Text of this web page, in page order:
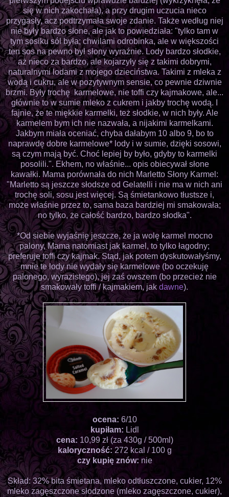
się w nich zakochała), a przy drugim uczucia nieco
przygasły, acz podtrzymała swoje zdanie. Także według niej
nie były bardzo słone, ale jak to powiedziała: "tylko tam w
tym sosiku sól była; chwilami odrobinka, ale w większości
ten sos na pewno był słony wyraźnie. Lody bardzo słodkie,
aż nieco za bardzo, ale kojarzyły się z takimi dobrymi,
naturalnymi lodami z mojego dzieciństwa. Takimi z mleka z
wodą i cukru, ale w pozytywnym sensie, co pewnie dziwnie
brzmi. Były trochę karmelowe, nie toffi czy kajmakowe, ale...
głównie to w sumie mleko z cukrem i jakby trochę wodą. I
fajnie, że te miękkie karmelki, też słodkie, w nich były. Ale
karmelem bym ich nie nazwała, a nijakimi karmelkami.
Jakbym miała oceniać, chyba dałabym 10 albo 9, bo to
naprawdę dobre karmelowe* lody i w sumie, dzięki sosowi,
są czym mają być. Choć lepiej by było, gdyby to karmelki
posolili.". Ekhem, no właśnie... opis obiecywał słone
kawałki. Mama porównała do nich Marletto Słony Karmel:
"Marletto są jeszcze słodsze od Gelatelli i nie ma w nich ani
trochę soli, sosu jest więcej. Są śmietankowo tłustsze i,
może właśnie przez to, sama baza bardziej mi smakowała;
no tylko, że całość bardzo, bardzo słodka".
*Od siebie wyjaśnię jeszcze, że ja wolę karmel mocno
palony, Mama natomiast jak karmel, to tylko łagodny;
preferuje toffi czy kajmak. Stąd, jak potem dyskutowałyśmy,
mnie te lody nie wydały się karmelowe (bo oczekuję
palonego, wyrazistego), jej zaś owszem (bo przecież nie
smakowały toffi / kajmakiem, jak dawne).
ocena: 6/10
kupiłam: Lidl
cena: 10,99 zł (za 430g / 500ml)
kaloryczność: 272 kcal / 100 g
czy kupię znów: nie
Skład: 32% bita śmietana, mleko odtłuszczone, cukier, 12%
mleko zagęszczone słodzone (mleko zagęszczone, cukier),